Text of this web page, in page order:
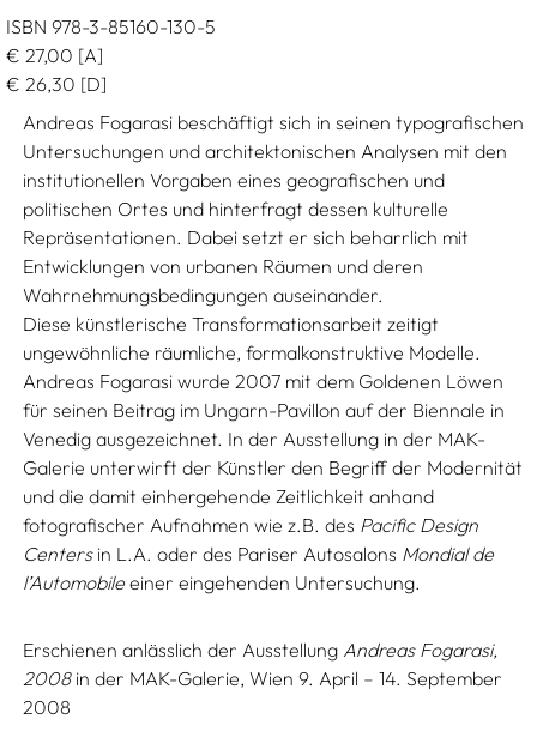
ISBN 978-3-85160-130-5
€ 27,00 [A]
€ 26,30 [D]
Andreas Fogarasi beschäftigt sich in seinen typografischen
Untersuchungen und architektonischen Analysen mit den
institutionellen Vorgaben eines geografischen und
politischen Ortes und hinterfragt dessen kulturelle
Repräsentationen. Dabei setzt er sich beharrlich mit
Entwicklungen von urbanen Räumen und deren
Wahrnehmungsbedingungen auseinander.
Diese künstlerische Transformationsarbeit zeitigt
ungewöhnliche räumliche, formalkonstruktive Modelle.
Andreas Fogarasi wurde 2007 mit dem Goldenen Löwen
für seinen Beitrag im Ungarn-Pavillon auf der Biennale in
Venedig ausgezeichnet. In der Ausstellung in der MAK-
Galerie unterwirft der Künstler den Begriff der Modernität
und die damit einhergehende Zeitlichkeit anhand
fotografischer Aufnahmen wie z.B. des Pacific Design
Centersin L.A. oder des Pariser Autosalons Mondial de
l’Automobile einer eingehenden Untersuchung.
Erschienen anlässlich der Ausstellung Andreas Fogarasi,
2008in der MAK-Galerie, Wien 9. April – 14. September
2008